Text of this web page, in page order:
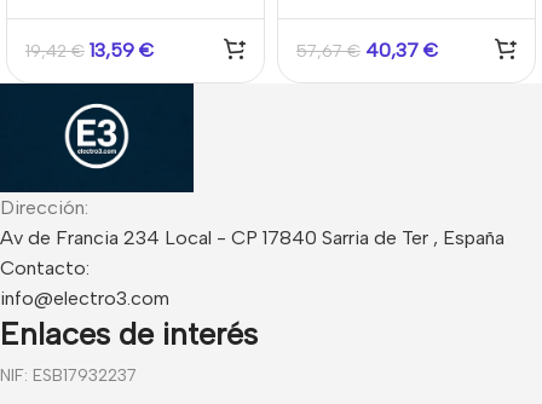
pulsador, metal Kidde
(Paquete de 10
unidades)
19,42€ 13,59 €
autónomos 250ml No
inflamable
57,67€ 40,37 €
Dirección:
Av de Francia 234 Local - CP 17840 Sarria de Ter , España
Contacto:
info@electro3.com
Enlaces de interés
NIF: ESB17932237